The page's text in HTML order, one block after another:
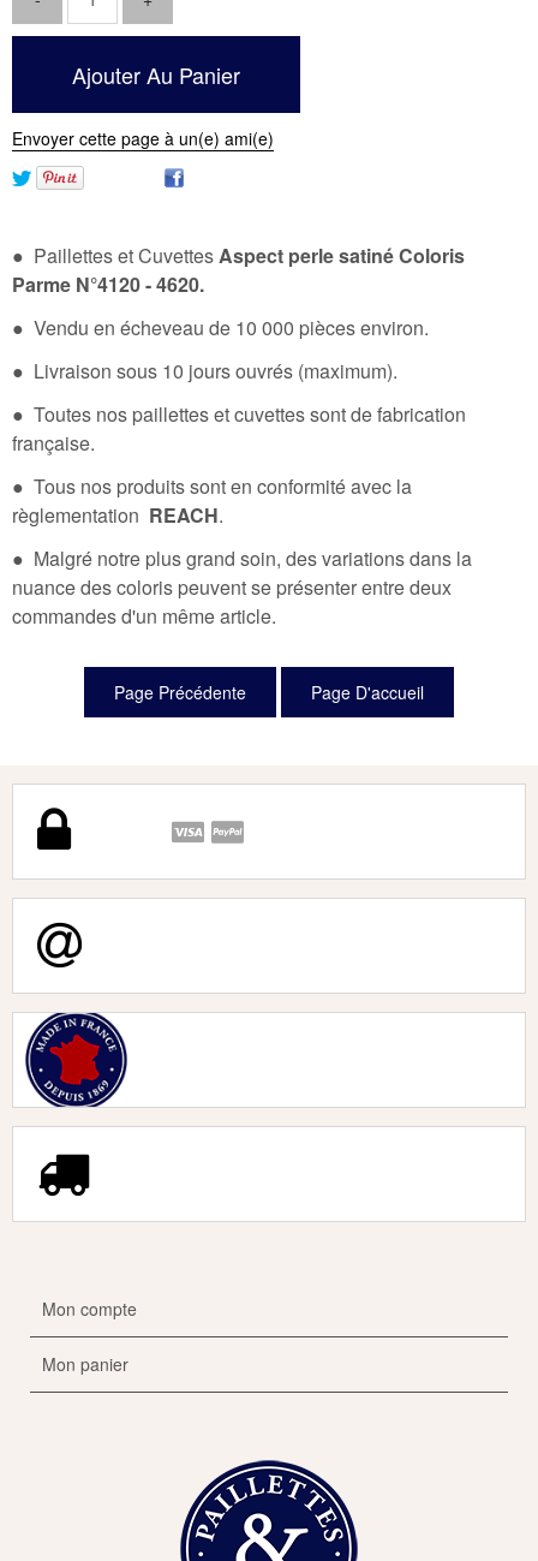
Envoyer cette page à un(e) ami(e)
● Paillettes et CuvettesAspect perle satiné Coloris
Parme N°4120 - 4620.
● Vendu en écheveau de 10 000 pièces environ.
● Livraison sous 10 jours ouvrés (maximum).
● Toutes nos paillettes et cuvettes sont de fabrication
française.
● Tous nos produits sont en conformité avec la
règlementation REACH.
● Malgré notre plus grand soin, des variations dans la
nuance des coloris peuvent se présenter entre deux
commandes d'un même article.
Mon compte
Mon panier